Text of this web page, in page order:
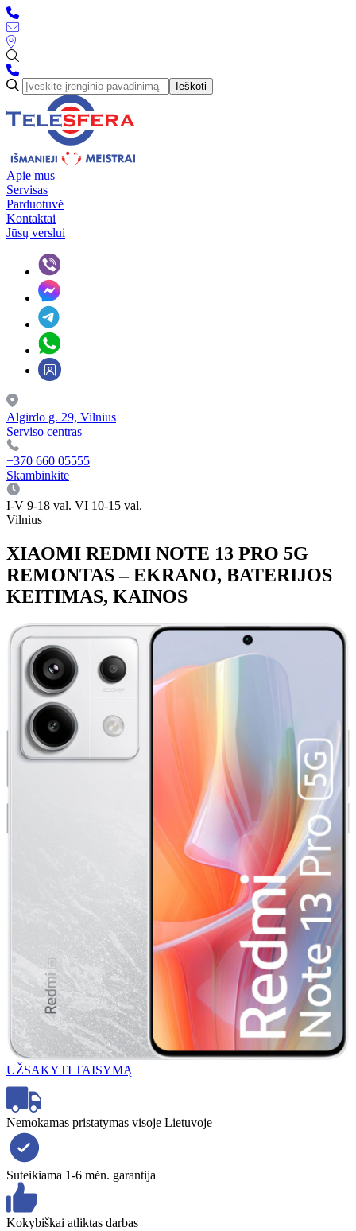
Ieškoti
Apie mus
Servisas
Parduotuvė
Kontaktai
Jūsų verslui
Algirdo g. 29, Vilnius
Serviso centras
+370 660 05555
Skambinkite
I-V 9-18 val. VI 10-15 val.
Vilnius
XIAOMI REDMI NOTE 13 PRO 5G
REMONTAS – EKRANO, BATERIJOS
KEITIMAS, KAINOS
UŽSAKYTI TAISYMĄ
Nemokamas pristatymas visoje Lietuvoje
Suteikiama 1-6 mėn. garantija
Kokybiškai atliktas darbas